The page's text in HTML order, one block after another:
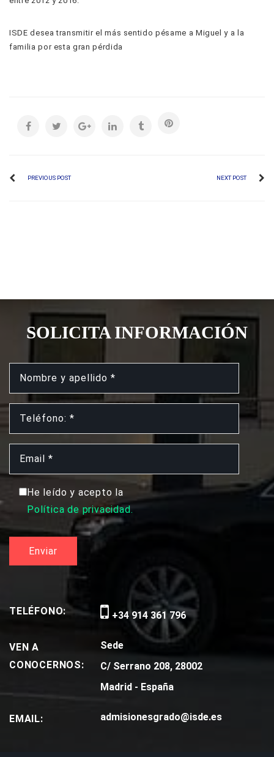
ISDE desea transmitir el más sentido pésame a Miguel y a la
familia por esta gran pérdida
PREVIOUS POST NEXT POST
SOLICITA INFORMACIÓN
He leído y acepto la
Política de privacidad.
TELÉFONO: +34 914 361 796
VEN A
CONOCERNOS:
Sede
C/ Serrano 208, 28002
Madrid - España
EMAIL: admisionesgrado@isde.es